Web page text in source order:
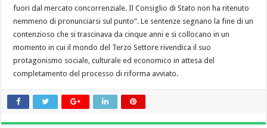
fuori dal mercato concorrenziale. Il Consiglio di Stato non ha ritenuto
nemmeno di pronunciarsi sul punto”. Le sentenze segnano la fine di un
contenzioso che si trascinava da cinque anni e si collocano in un
momento in cui il mondo del Terzo Settore rivendica il suo
protagonismo sociale, culturale ed economico in attesa del
completamento del processo di riforma avviato.